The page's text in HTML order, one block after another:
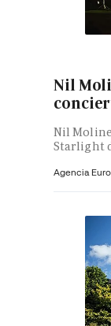
Nil
Nil
Starlight
Agencia